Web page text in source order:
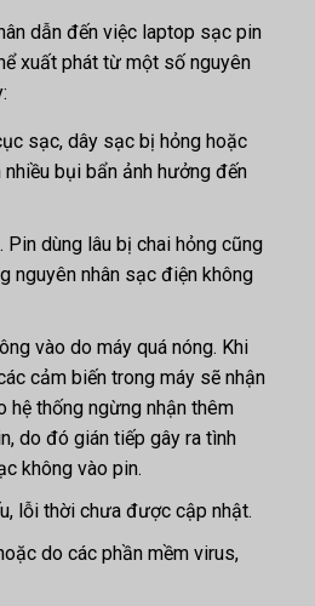
dẫn đến việc laptop sạc pin
xuất phát từ một số nguyên
sạc, dây sạc bị hỏng hoặc
bụi bẩn ảnh hưởng đến
Pin dùng lâu bị chai hỏng cũng
nguyên nhân sạc điện không
vào do máy quá nóng. Khi
cảm biến trong máy sẽ nhận
hệ thống ngừng nhận thêm
do đó gián tiếp gây ra tình
không vào pin.
lỗi thời chưa được cập nhật.
do các phần mềm virus,